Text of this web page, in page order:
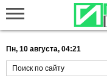
Пн, 10 августа, 04:21